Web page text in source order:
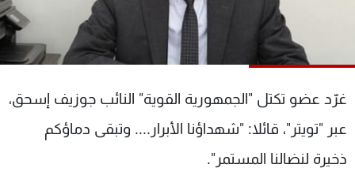
غرّد عضو تكتل "الجمهورية القوية" النائب جوزيف إسحق،
عبر "تويتر"، قائلا: "شهداؤنا الأبرار.... وتبقى دماؤكم
ذخيرة لنضالنا المستمر".
البرامج
جدول البرامج
شاهد البرامج
عن MTV